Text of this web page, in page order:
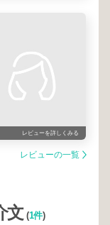
レビューを詳しくみる
レビューの一覧
文(1件)